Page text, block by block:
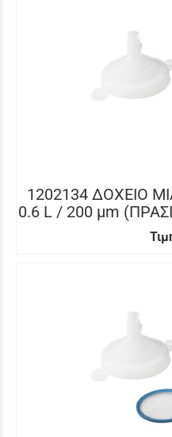
1202134 ΔΟΧΕΙΟ
0.6 L / 200 μm